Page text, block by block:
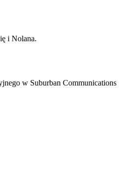
i Nolana.
w Suburban Communications